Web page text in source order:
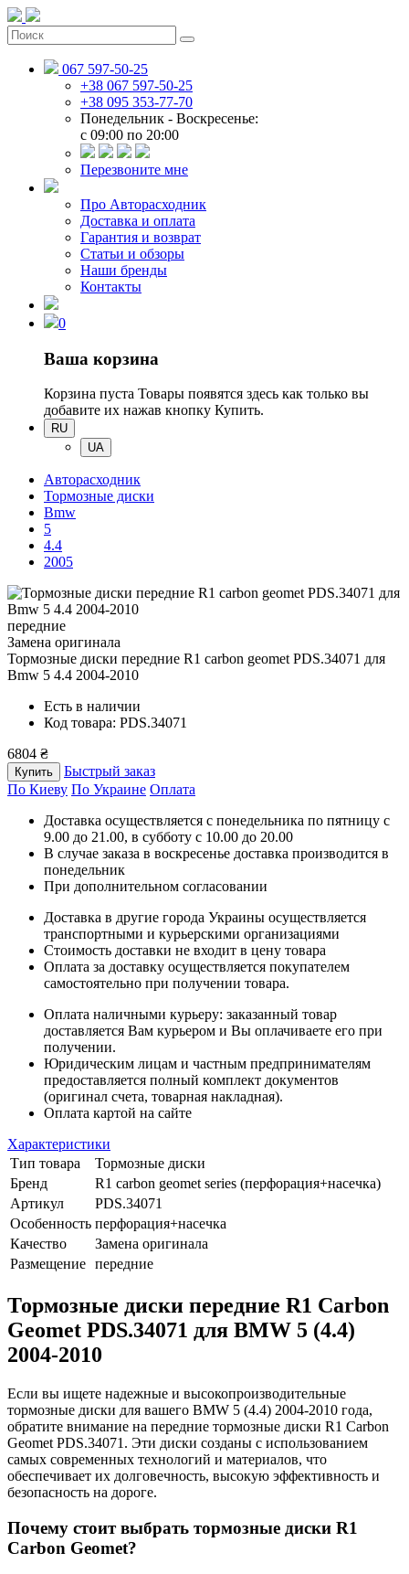
067 597-50-25
+38 067 597-50-25
+38 095 353-77-70
Понедельник - Воскресенье:
c 09:00 по 20:00
Перезвоните мне
Про Авторасходник
Доставка и оплата
Гарантия и возврат
Статьи и обзоры
Наши бренды
Контакты
0
Ваша корзина
Корзина пуста Товары появятся здесь как только вы
добавите их нажав кнопку Купить.
RU
UA
Авторасходник
Тормозные диски
Bmw
5
4.4
2005
передние
Замена оригинала
Тормозные диски передние R1 carbon geomet PDS.34071 для
Bmw 5 4.4 2004-2010
Есть в наличии
Код товара: PDS.34071
6804 ₴
Купить
Быстрый заказ
По Киеву По Украине Оплата
Доставка осуществляется с понедельника по пятницу с
9.00 до 21.00, в субботу с 10.00 до 20.00
В случае заказа в воскресенье доставка производится в
понедельник
При дополнительном согласовании
Доставка в другие города Украины осуществляется
транспортными и курьерскими организациями
Стоимость доставки не входит в цену товара
Оплата за доставку осуществляется покупателем
самостоятельно при получении товара.
Оплата наличными курьеру: заказанный товар
доставляется Вам курьером и Вы оплачиваете его при
получении.
Юридическим лицам и частным предпринимателям
предоставляется полный комплект документов
(оригинал счета, товарная накладная).
Оплата картой на сайте
Характеристики
Тип товара
Тормозные диски
Бренд
R1 carbon geomet series (перфорация+насечка)
Артикул
PDS.34071
Особенность перфорация+насечка
Качество
Замена оригинала
Размещение передние
Тормозные диски передние R1 Carbon
Geomet PDS.34071 для BMW 5 (4.4)
2004-2010
Если вы ищете надежные и высокопроизводительные
тормозные диски для вашего BMW 5 (4.4) 2004-2010 года,
обратите внимание на передние тормозные диски R1 Carbon
Geomet PDS.34071. Эти диски созданы с использованием
самых современных технологий и материалов, что
обеспечивает их долговечность, высокую эффективность и
безопасность на дороге.
Почему стоит выбрать тормозные диски R1
Carbon Geomet?